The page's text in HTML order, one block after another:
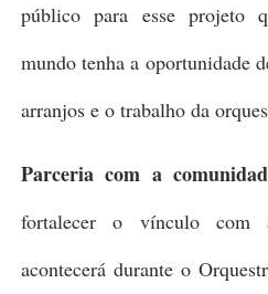
público para esse projeto
mundo tenha a oportunidade
arranjos e o trabalho da
Parceria com a
fortalecer o vínculo com
acontecerá durante o